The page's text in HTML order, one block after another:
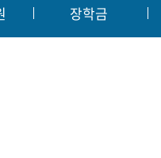
장학금
18 4
단수집거부 | 예결산